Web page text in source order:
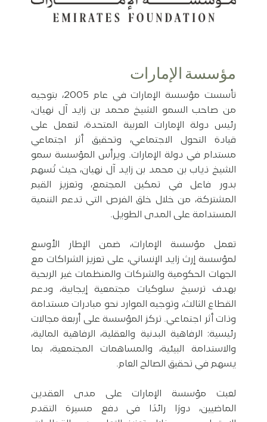
مؤسسة الإمارات
تأسست مؤسسة الإمارات في عام 2005، بتوجيه
من صاحب السمو الشيخ محمد بن زايد آل نهيان،
رئيس دولة الإمارات العربية المتحدة، لتعمل على
قيادة التحول الاجتماعي، وتحقيق أثر اجتماعي
مستدام في دولة الإمارات. ويرأس المؤسسة سمو
الشيخ ذياب بن محمد بن زايد آل نهيان، حيث تُسهم
بدور فاعل في تمكين المجتمع، وتعزيز القيم
المشتركة، من خلال خلق الفرص التي تدعم التنمية
المستدامة على المدى الطويل.
تعمل مؤسسة الإمارات، ضمن الإطار الأوسع
لمؤسسة إرث زايد الإنساني، على تعزيز الشراكات مع
الجهات الحكومية والشركات والمنظمات غير الربحية
بهدف ترسيخ سلوكيات مجتمعية إيجابية، ودعم
القطاع الثالث، وتوجيه الموارد نحو مبادرات مستدامة
وذات أثر اجتماعي. تركز المؤسسة على أربعة مجالات
رئيسية: الرفاهية البدنية والعقلية، الرفاهية المالية،
والاستدامة البيئية، والمساهمات المجتمعية، بما
يسهم في تحقيق الصالح العام.
لعبت مؤسسة الإمارات على مدى العقدين
الماضيين، دورًا رائدًا في دفع مسيرة التقدم